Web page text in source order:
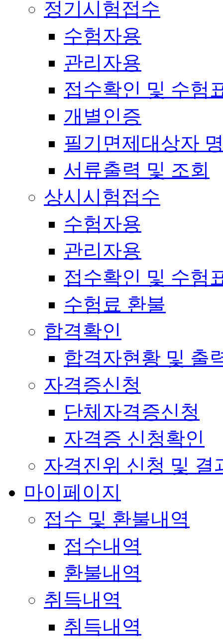
정기시험접수
수험자용
관리자용
접수확인 및 수험
개별인증
필기면제대상자
서류출력 및 조회
상시시험접수
수험자용
관리자용
접수확인 및 수험
수험료 환불
합격확인
합격자현황 및 출
자격증신청
단체자격증신청
자격증 신청확인
자격진위 신청 및 결
마이페이지
접수 및 환불내역
접수내역
환불내역
취득내역
취득내역